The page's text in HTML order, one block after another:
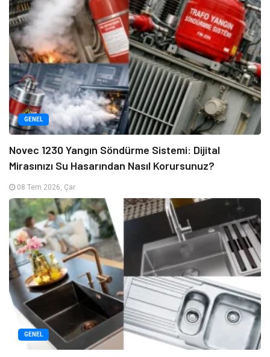
GENEL
Novec 1230 Yangın Söndürme Sistemi: Dijital
Mirasınızı Su Hasarından Nasıl Korursunuz?
08 Tem 2026, Çar
GENEL